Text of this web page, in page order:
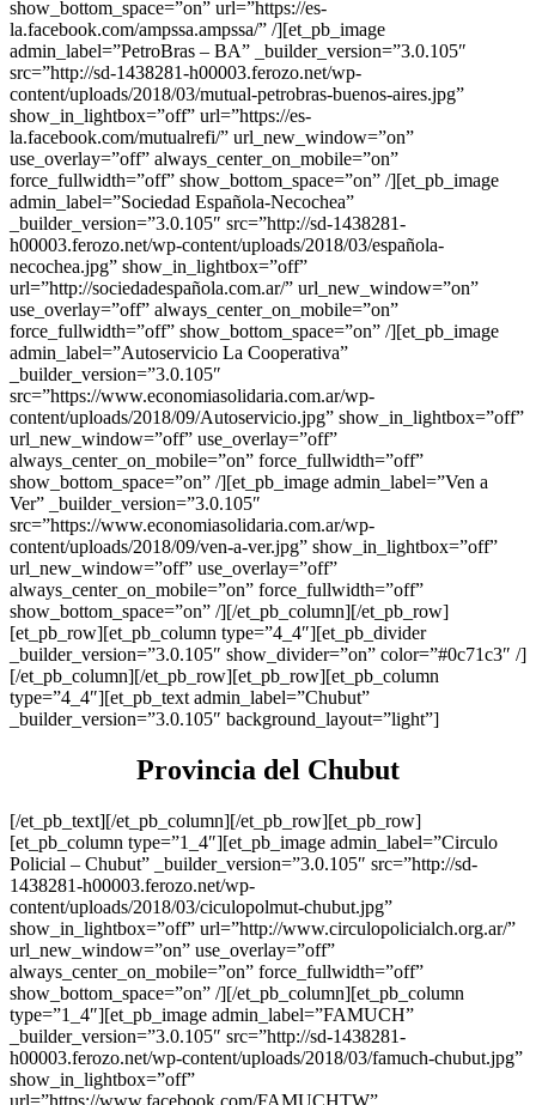
show_bottom_space=”on” url=”https://es-
la.facebook.com/ampssa.ampssa/” /][et_pb_image
admin_label=”PetroBras – BA” _builder_version=”3.0.105″
src=”http://sd-1438281-h00003.ferozo.net/wp-
content/uploads/2018/03/mutual-petrobras-buenos-aires.jpg”
show_in_lightbox=”off” url=”https://es-
la.facebook.com/mutualrefi/” url_new_window=”on”
use_overlay=”off” always_center_on_mobile=”on”
force_fullwidth=”off” show_bottom_space=”on” /][et_pb_image
admin_label=”Sociedad Española-Necochea”
_builder_version=”3.0.105″ src=”http://sd-1438281-
h00003.ferozo.net/wp-content/uploads/2018/03/española-
necochea.jpg” show_in_lightbox=”off”
url=”http://sociedadespañola.com.ar/” url_new_window=”on”
use_overlay=”off” always_center_on_mobile=”on”
force_fullwidth=”off” show_bottom_space=”on” /][et_pb_image
admin_label=”Autoservicio La Cooperativa”
_builder_version=”3.0.105″
src=”https://www.economiasolidaria.com.ar/wp-
content/uploads/2018/09/Autoservicio.jpg” show_in_lightbox=”off”
url_new_window=”off” use_overlay=”off”
always_center_on_mobile=”on” force_fullwidth=”off”
show_bottom_space=”on” /][et_pb_image admin_label=”Ven a
Ver” _builder_version=”3.0.105″
src=”https://www.economiasolidaria.com.ar/wp-
content/uploads/2018/09/ven-a-ver.jpg” show_in_lightbox=”off”
url_new_window=”off” use_overlay=”off”
always_center_on_mobile=”on” force_fullwidth=”off”
show_bottom_space=”on” /][/et_pb_column][/et_pb_row]
[et_pb_row][et_pb_column type=”4_4″][et_pb_divider
_builder_version=”3.0.105″ show_divider=”on” color=”#0c71c3″ /]
[/et_pb_column][/et_pb_row][et_pb_row][et_pb_column
type=”4_4″][et_pb_text admin_label=”Chubut”
_builder_version=”3.0.105″ background_layout=”light”]
Provincia del Chubut
[/et_pb_text][/et_pb_column][/et_pb_row][et_pb_row]
[et_pb_column type=”1_4″][et_pb_image admin_label=”Circulo
Policial – Chubut” _builder_version=”3.0.105″ src=”http://sd-
1438281-h00003.ferozo.net/wp-
content/uploads/2018/03/ciculopolmut-chubut.jpg”
show_in_lightbox=”off” url=”http://www.circulopolicialch.org.ar/”
url_new_window=”on” use_overlay=”off”
always_center_on_mobile=”on” force_fullwidth=”off”
show_bottom_space=”on” /][/et_pb_column][et_pb_column
type=”1_4″][et_pb_image admin_label=”FAMUCH”
_builder_version=”3.0.105″ src=”http://sd-1438281-
h00003.ferozo.net/wp-content/uploads/2018/03/famuch-chubut.jpg”
show_in_lightbox=”off”
url=”https://www.facebook.com/FAMUCHTW”